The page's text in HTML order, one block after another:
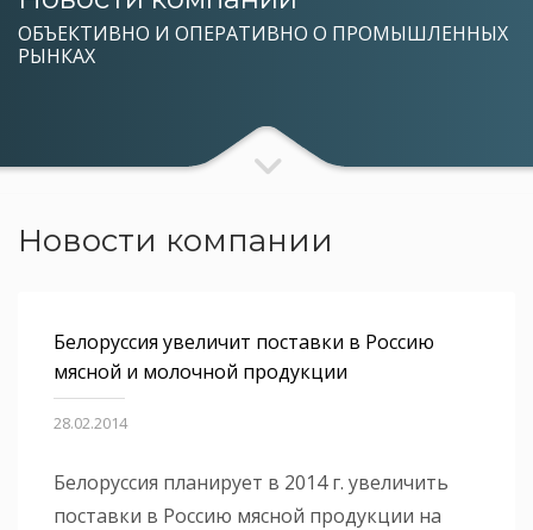
ОБЪЕКТИВНО И ОПЕРАТИВНО О ПРОМЫШЛЕННЫХ
РЫНКАХ
Новости компании
Белоруссия увеличит поставки в Россию
мясной и молочной продукции
28.02.2014
Белоруссия планирует в 2014 г. увеличить
поставки в Россию мясной продукции на